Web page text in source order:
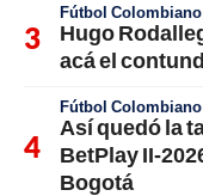
Fútbol Colombiano
Hugo
acá el
Fútbol Colombiano
Así quedó la
BetPlay II-
Bogotá